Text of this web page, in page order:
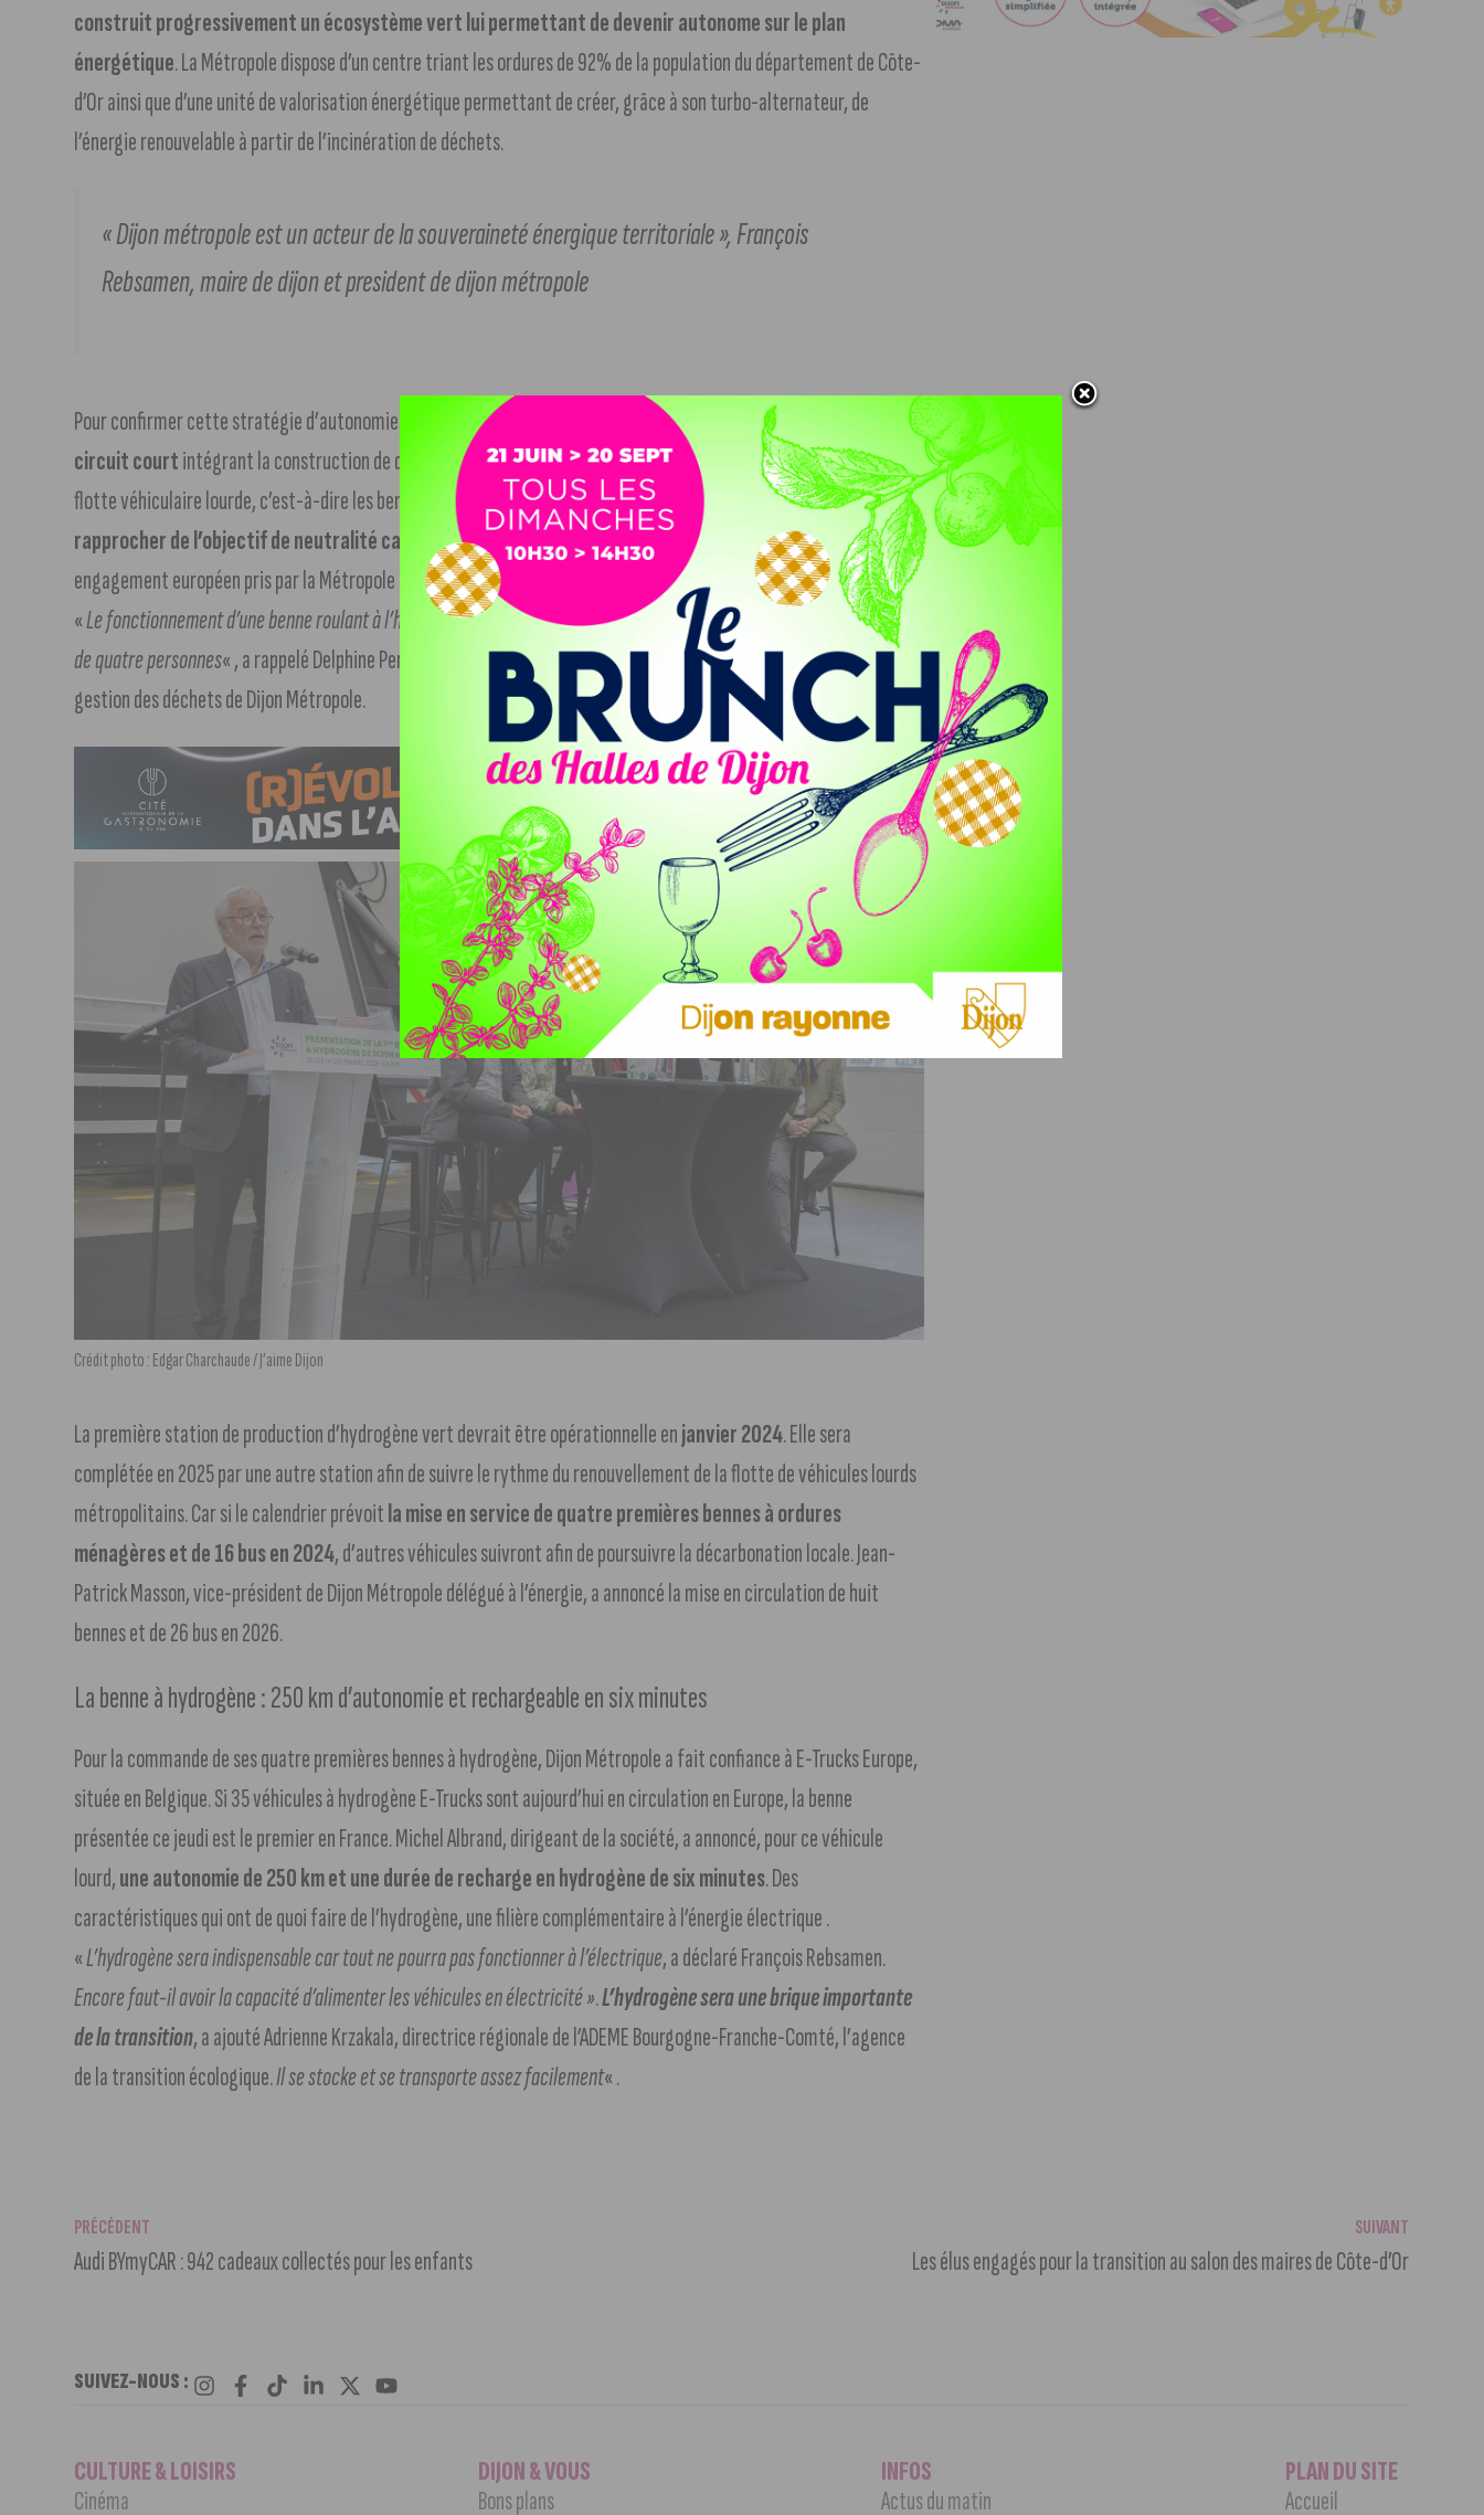
construit progressivement un écosystème vert lui permettant de devenir autonome sur le plan
énergétique. La Métropole dispose d’un centre triant les ordures de 92% de la population du département de Côte-
d’Or ainsi que d’une unité de valorisation énergétique permettant de créer, grâce à son turbo-alternateur, de
l’énergie renouvelable à partir de l’incinération de déchets.
« Dijon métropole est un acteur de la souveraineté énergique territoriale », François
Rebsamen, maire de dijon et president de dijon métropole
Pour confirmer cette stratégie d’autonomie énergétique, Dijon Métropole a prévu un
plan hydrogène vert en
circuit courtintégrant la construction de deux stations de production de l’énergie et le renouvellement de sa
flotte véhiculaire lourde, c’est-à-dire les bennes à ordure et les bus. L’ambition ?Anticiper la mutation et se
rapprocher de l’objectif de neutralité carbone non pas d’ici 2050, mais d’ici 2030
, conformément à un
engagement européen pris par la Métropole au sein de la mission 100 villes neutres et intelligentes pour le climat.
«Le fonctionnement d’une benne roulant à l’hydrogène équivaut à dix trajets Dijon-New York en avion pour une famille
de quatre personnes« , a rappelé Delphine Perrot, directrice générale de DIEZE, une filiale de Suez chargée de la
gestion des déchets de Dijon Métropole.
Crédit photo : Edgar Charchaude / J’aime Dijon
La première station de production d’hydrogène vert devrait être opérationnelle enjanvier 2024. Elle sera
complétée en 2025 par une autre station afin de suivre le rythme du renouvellement de la flotte de véhicules lourds
métropolitains. Car si le calendrier prévoitla mise en service de quatre premières bennes à ordures
ménagères et de 16 bus en 2024, d’autres véhicules suivront afin de poursuivre la décarbonation locale. Jean-
Patrick Masson, vice-président de Dijon Métropole délégué à l’énergie, a annoncé la mise en circulation de huit
bennes et de 26 bus en 2026.
La benne à hydrogène : 250 km d’autonomie et rechargeable en six minutes
Pour la commande de ses quatre premières bennes à hydrogène, Dijon Métropole a fait confiance à E-Trucks Europe,
située en Belgique. Si 35 véhicules à hydrogène E-Trucks sont aujourd’hui en circulation en Europe, la benne
présentée ce jeudi est le premier en France. Michel Albrand, dirigeant de la société, a annoncé, pour ce véhicule
lourd,une autonomie de 250 km et une durée de recharge en hydrogène de six minutes. Des
caractéristiques qui ont de quoi faire de l’hydrogène, une filière complémentaire à l’énergie électrique .
«L’hydrogène sera indispensable car tout ne pourra pas fonctionner à l’électrique, a déclaré François Rebsamen.
Encore faut-il avoir la capacité d’alimenter les véhicules en électricité ».L’hydrogène sera une brique importante
de la transition, a ajouté Adrienne Krzakala, directrice régionale de l’ADEME Bourgogne-Franche-Comté, l’agence
de la transition écologique.Il se stocke et se transporte assez facilement« .
PRÉCÉDENT
Audi BYmyCAR : 942 cadeaux collectés pour les enfants
SUIVANT
Les élus engagés pour la transition au salon des maires de Côte-d’Or
SUIVEZ-NOUS :
CULTURE & LOISIRS
Cinéma
DIJON & VOUS
Bons plans
INFOS
Actus du matin
PLAN DU SITE
Accueil